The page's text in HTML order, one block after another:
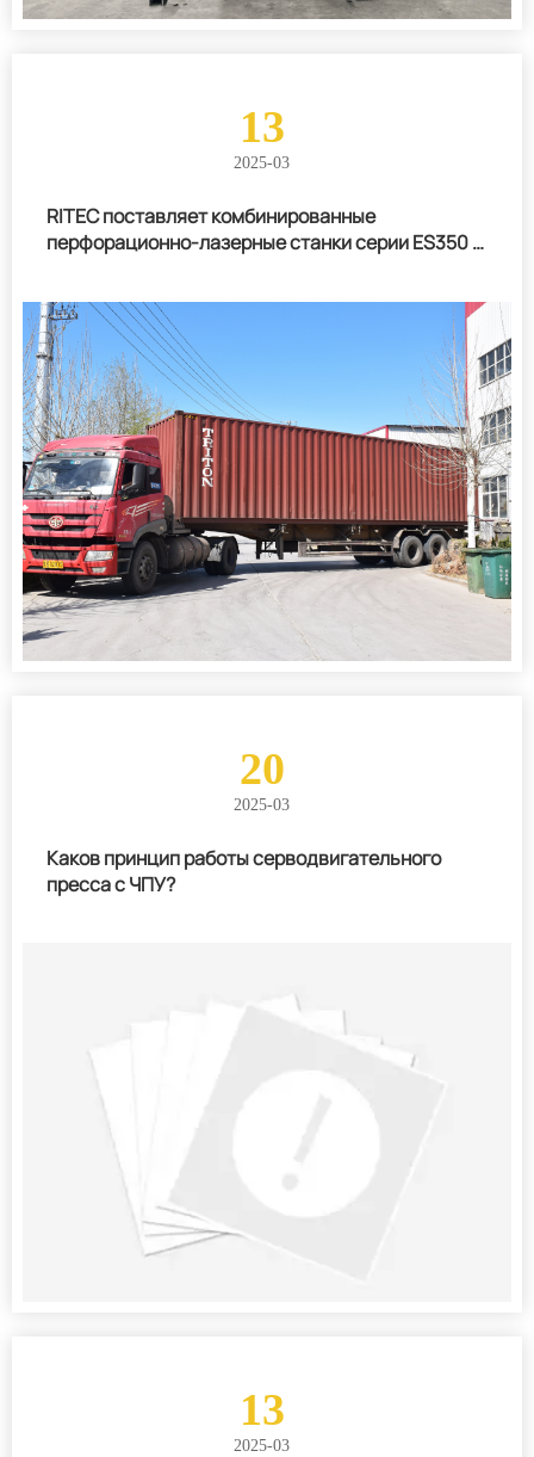
13
2025-03
RITEC поставляет комбинированные
перфорационно-лазерные станки серии ES350 в
20
2025-03
Каков принцип работы серводвигательного
пресса с ЧПУ?
13
2025-03